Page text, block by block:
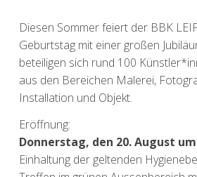
Diesen Sommer feiert der BBK
Geburtstag mit einer großen
beteiligen sich rund 100
aus den Bereichen Malerei,
Installation und Objekt.
Eröffnung:
Donnerstag, den 20. August
Einhaltung der geltenden